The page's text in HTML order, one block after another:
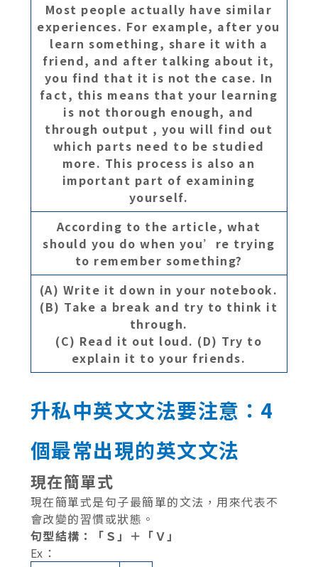
Most people actually have similar
experiences. For example, after you
learn something, share it with a
friend, and after talking about it,
you find that it is not the case. In
fact, this means that your learning
is not thorough enough, and
through output , you will find out
which parts need to be studied
more. This process is also an
important part of examining
yourself.
According to the article, what
should you do when you’re trying
to remember something?
(A) Write it down in your notebook.
(B) Take a break and try to think it
through.
(C) Read it out loud. (D) Try to
explain it to your friends.
升私中英文文法要注意：4
個最常出現的英文文法
現在簡單式
現在簡單式是句子最簡單的文法，用來代表不
會改變的習慣或狀態。
句型結構：「Ｓ」＋「Ｖ」
Ex：